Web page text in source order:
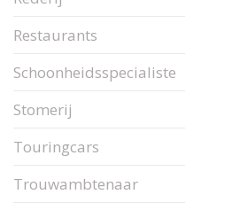
Restaurants
Schoonheidsspecialiste
Stomerij
Touringcars
Trouwambtenaar